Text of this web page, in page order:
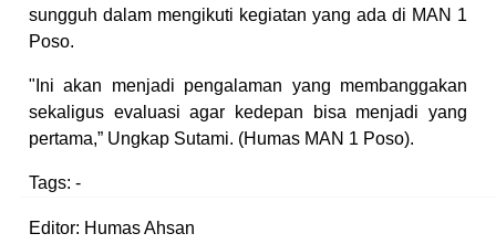
sungguh dalam mengikuti kegiatan yang ada di MAN 1
Poso.
"Ini akan menjadi pengalaman yang membanggakan
sekaligus evaluasi agar kedepan bisa menjadi yang
pertama,” Ungkap Sutami. (Humas MAN 1 Poso).
Tags: -
Editor: Humas Ahsan